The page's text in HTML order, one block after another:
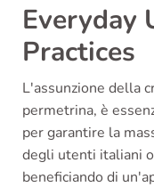
Everyday
Practices
L'assunzione della
permetrina, è
per garantire la
degli utenti italiani
beneficiando di